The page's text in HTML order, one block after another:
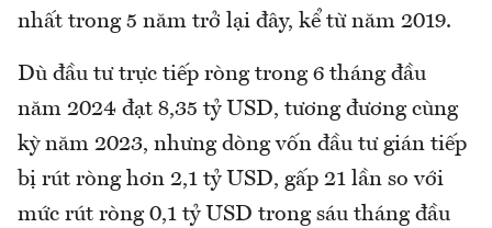
nhất trong 5 năm trở lại đây, kể từ năm 2019.
Dù đầu tư trực tiếp ròng trong 6 tháng đầu
năm 2024 đạt 8,35 tỷ USD, tương đương cùng
kỳ năm 2023, nhưng dòng vốn đầu tư gián tiếp
bị rút ròng hơn 2,1 tỷ USD, gấp 21 lần so với
mức rút ròng 0,1 tỷ USD trong sáu tháng đầu